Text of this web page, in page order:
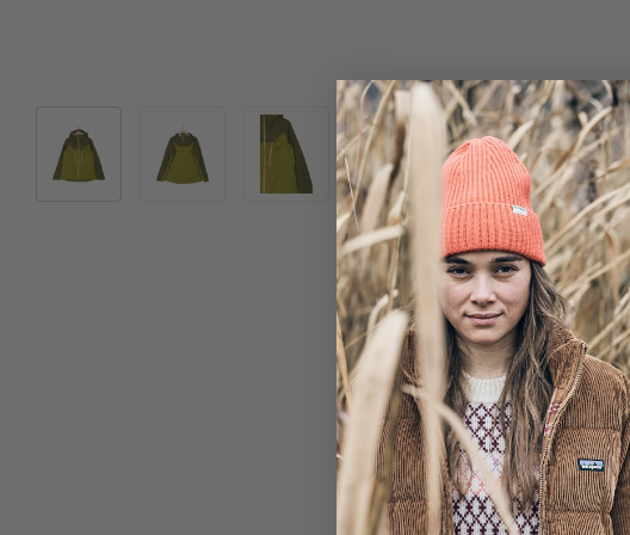
Bild 2 in Galerieansicht laden
Bild 3 in Galerieansicht laden
Bild 4 in Galerieansicht laden